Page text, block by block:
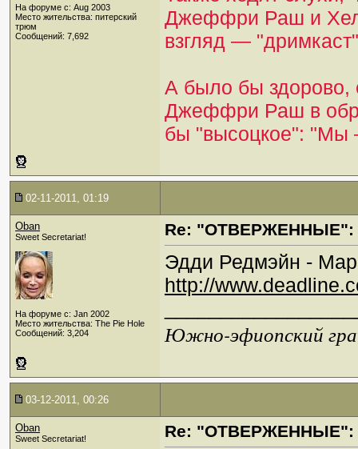
На форуме с: Aug 2003
Место жительства: питерский
трюм
Сообщений: 7,692
Джеффри Раш и
взгляд —
А было бы
Джеффри Раш в
бы "высоцкое":
02-11-2011, 01:19
Oban
Sweet Secretariat!
На форуме с: Jan 2002
Место жительства: The Pie Hole
Сообщений: 3,204
Re: "ОТВЕРЖЕННЫЕ":
Эдди Редмэйн -
http://
Южно-эфиопский
03-12-2011, 00:26
Oban
Sweet Secretariat! Re: "ОТВЕРЖЕННЫЕ":